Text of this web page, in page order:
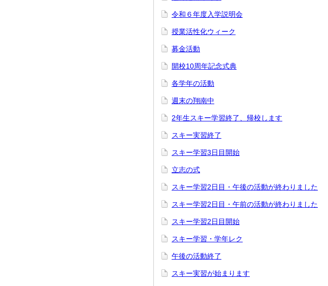
令和６年度入学説明会
授業活性化ウィーク
募金活動
開校10周年記念式典
各学年の活動
週末の翔南中
2年生スキー学習終了、帰校します
スキー実習終了
スキー学習3日目開始
立志の式
スキー学習2日目・午後の活動が終わりました
スキー学習2日目・午前の活動が終わりました
スキー学習2日目開始
スキー学習・学年レク
午後の活動終了
スキー実習が始まります